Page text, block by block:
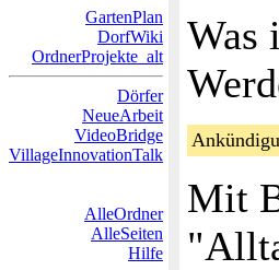
GartenPlan
DorfWiki
OrdnerProjekte_alt
Dörfer
NeueArbeit
VideoBridge
VillageInnovationTalk
AlleOrdner
AlleSeiten
Hilfe
Was
Mit